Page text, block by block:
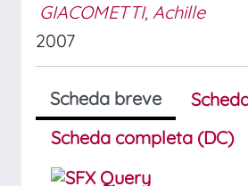
GIACOMETTI, Achille
2007
Scheda breve
Scheda completa (DC)